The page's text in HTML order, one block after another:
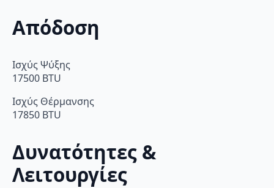
Απόδοση
Ισχύς Ψύξης
17500 BTU
Ισχύς Θέρμανσης
17850 BTU
Δυνατότητες &
Λειτουργίες